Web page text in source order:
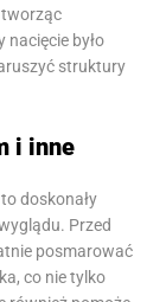
tworząc
nacięcie było
struktury
i inne
doskonały
Przed
posmarować
co nie tylko